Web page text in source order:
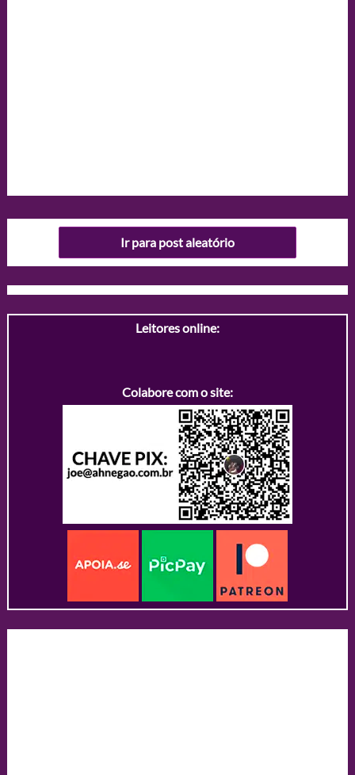
Ir para post aleatório
Leitores online:
Colabore com o site: